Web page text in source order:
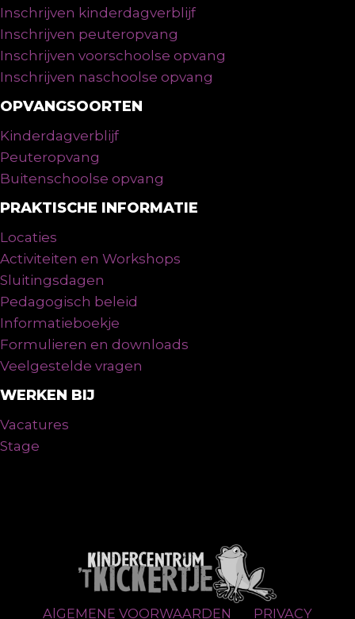
Inschrijven kinderdagverblijf
Inschrijven peuteropvang
Inschrijven voorschoolse opvang
Inschrijven naschoolse opvang
OPVANGSOORTEN
Kinderdagverblijf
Peuteropvang
Buitenschoolse opvang
PRAKTISCHE INFORMATIE
Locaties
Activiteiten en Workshops
Sluitingsdagen
Pedagogisch beleid
Informatieboekje
Formulieren en downloads
Veelgestelde vragen
WERKEN BIJ
Vacatures
Stage
AlGEMENE VOORWAARDEN PRIVACY